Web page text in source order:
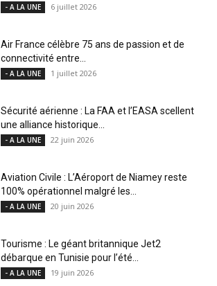
- A LA UNE 6 juillet 2026
Air France célèbre 75 ans de passion et de
connectivité entre...
- A LA UNE 1 juillet 2026
Sécurité aérienne : La FAA et l’EASA scellent
une alliance historique...
- A LA UNE 22 juin 2026
Aviation Civile : L’Aéroport de Niamey reste
100% opérationnel malgré les...
- A LA UNE 20 juin 2026
Tourisme : Le géant britannique Jet2
débarque en Tunisie pour l’été...
- A LA UNE 19 juin 2026